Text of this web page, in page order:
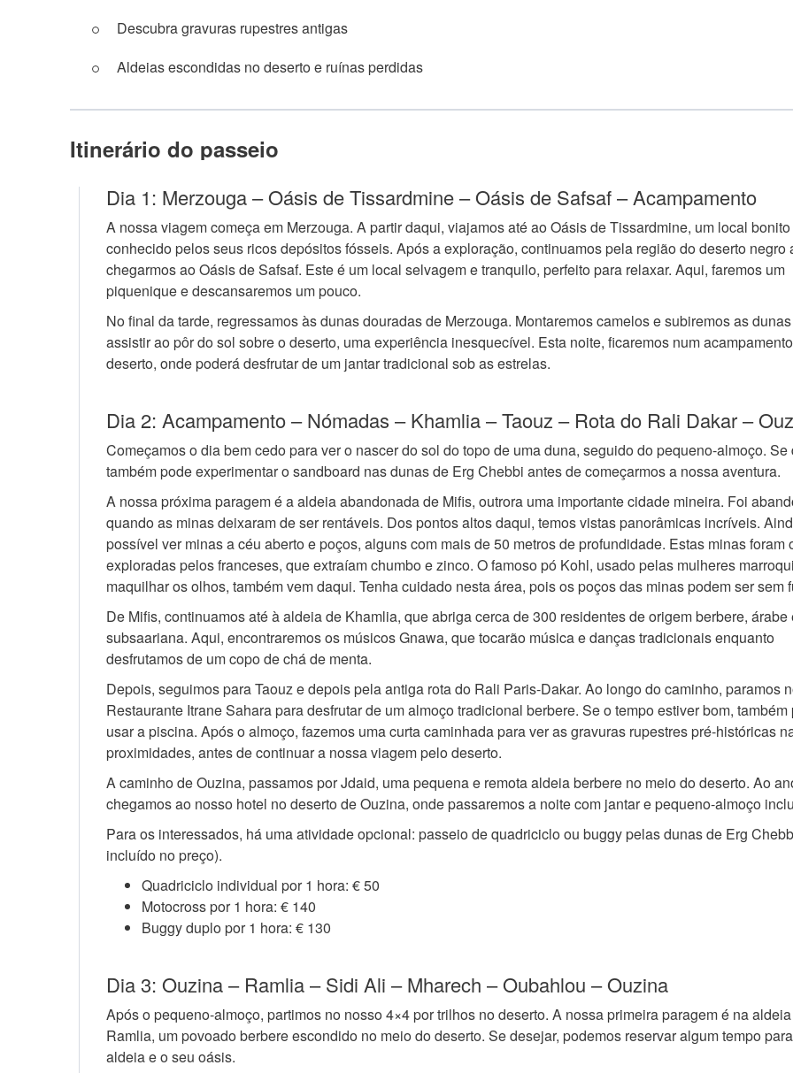
Descubra gravuras rupestres antigas
Aldeias escondidas no deserto e ruínas perdidas
Itinerário do passeio
Dia 1: Merzouga – Oásis de Tissardmine – Oásis de Safsaf – Acampamento
A nossa viagem começa em Merzouga. A partir daqui, viajamos até ao Oásis de Tissardmine, um local
conhecido pelos seus ricos depósitos fósseis. Após a exploração, continuamos pela região do deserto negro
chegarmos ao Oásis de Safsaf. Este é um local selvagem e tranquilo, perfeito para relaxar. Aqui, faremos um
piquenique e descansaremos um pouco.
No final da tarde, regressamos às dunas douradas de Merzouga. Montaremos camelos e subiremos as
assistir ao pôr do sol sobre o deserto, uma experiência inesquecível. Esta noite, ficaremos num
deserto, onde poderá desfrutar de um jantar tradicional sob as estrelas.
Dia 2: Acampamento – Nómadas – Khamlia – Taouz – Rota do Rali Dakar –
Começamos o dia bem cedo para ver o nascer do sol do topo de uma duna, seguido do pequeno-almoço. Se
também pode experimentar o sandboard nas dunas de Erg Chebbi antes de começarmos a nossa aventura.
A nossa próxima paragem é a aldeia abandonada de Mifis, outrora uma importante cidade mineira. Foi
quando as minas deixaram de ser rentáveis. Dos pontos altos daqui, temos vistas panorâmicas incríveis.
possível ver minas a céu aberto e poços, alguns com mais de 50 metros de profundidade. Estas minas foram
exploradas pelos franceses, que extraíam chumbo e zinco. O famoso pó Kohl, usado pelas mulheres
maquilhar os olhos, também vem daqui. Tenha cuidado nesta área, pois os poços das minas podem ser sem
De Mifis, continuamos até à aldeia de Khamlia, que abriga cerca de 300 residentes de origem berbere, árabe
subsaariana. Aqui, encontraremos os músicos Gnawa, que tocarão música e danças tradicionais enquanto
desfrutamos de um copo de chá de menta.
Depois, seguimos para Taouz e depois pela antiga rota do Rali Paris-Dakar. Ao longo do caminho, paramos
Restaurante Itrane Sahara para desfrutar de um almoço tradicional berbere. Se o tempo estiver bom, também
usar a piscina. Após o almoço, fazemos uma curta caminhada para ver as gravuras rupestres pré-históricas
proximidades, antes de continuar a nossa viagem pelo deserto.
A caminho de Ouzina, passamos por Jdaid, uma pequena e remota aldeia berbere no meio do deserto. Ao
chegamos ao nosso hotel no deserto de Ouzina, onde passaremos a noite com jantar e pequeno-almoço
Para os interessados, há uma atividade opcional: passeio de quadriciclo ou buggy pelas dunas de Erg
incluído no preço).
Quadriciclo individual por 1 hora: € 50
Motocross por 1 hora: € 140
Buggy duplo por 1 hora: € 130
Dia 3: Ouzina – Ramlia – Sidi Ali – Mharech – Oubahlou – Ouzina
Após o pequeno-almoço, partimos no nosso 4×4 por trilhos no deserto. A nossa primeira paragem é na
Ramlia, um povoado berbere escondido no meio do deserto. Se desejar, podemos reservar algum tempo
aldeia e o seu oásis.